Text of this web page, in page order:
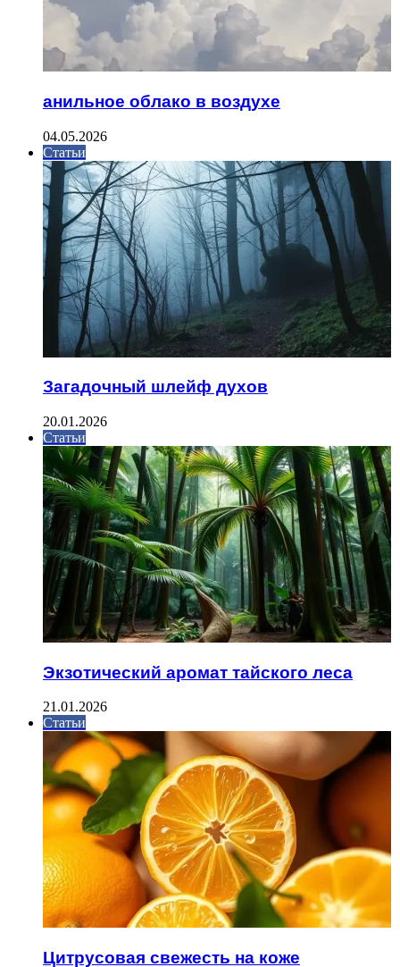
анильное облако в воздухе
04.05.2026
Статьи
Загадочный шлейф духов
20.01.2026
Статьи
Экзотический аромат тайского леса
21.01.2026
Статьи
Цитрусовая свежесть на коже